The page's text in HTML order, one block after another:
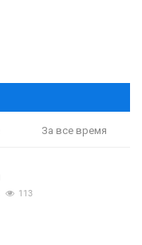
За все время
113